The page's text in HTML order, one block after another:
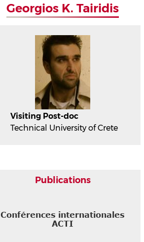
Georgios K. Tairidis
Visiting Post-doc
Technical University of Crete
Publications
Conférences internationales
ACTI